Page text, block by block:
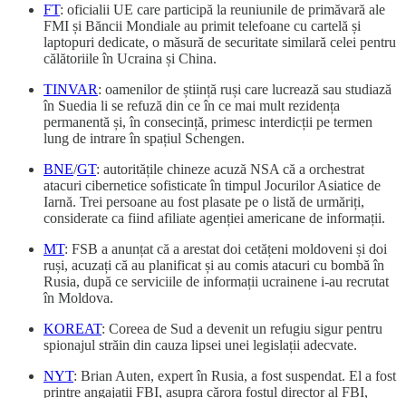
FT: oficialii UE care participă la reuniunile de primăvară ale
FMI și Băncii Mondiale au primit telefoane cu cartelă și
laptopuri dedicate, o măsură de securitate similară celei pentru
călătoriile în Ucraina și China.
TINVAR: oamenilor de știință ruși care lucrează sau studiază
în Suedia li se refuză din ce în ce mai mult rezidența
permanentă și, în consecință, primesc interdicții pe termen
lung de intrare în spațiul Schengen.
BNE/GT: autoritățile chineze acuză NSA că a orchestrat
atacuri cibernetice sofisticate în timpul Jocurilor Asiatice de
Iarnă. Trei persoane au fost plasate pe o listă de urmăriți,
considerate ca fiind afiliate agenției americane de informații.
MT: FSB a anunțat că a arestat doi cetățeni moldoveni și doi
ruși, acuzați că au planificat și au comis atacuri cu bombă în
Rusia, după ce serviciile de informații ucrainene i-au recrutat
în Moldova.
KOREAT: Coreea de Sud a devenit un refugiu sigur pentru
spionajul străin din cauza lipsei unei legislații adecvate.
NYT: Brian Auten, expert în Rusia, a fost suspendat. El a fost
printre angajații FBI, asupra cărora fostul director al FBI,